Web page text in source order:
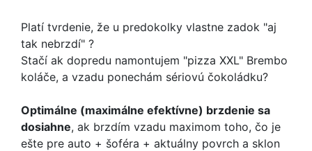
Platí tvrdenie, že u predokolky vlastne zadok "aj
tak nebrzdí" ?
Stačí ak dopredu namontujem "pizza XXL" Brembo
koláče, a vzadu ponechám sériovú čokoládku?
Optimálne (maximálne efektívne) brzdenie sa
dosiahne, ak brzdím vzadu maximom toho, čo je
ešte pre auto + šoféra + aktuálny povrch a sklon